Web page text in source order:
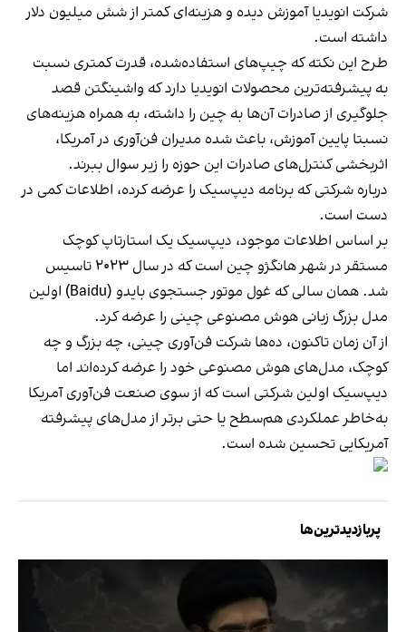
شرکت انویدیا آموزش دیده و هزینه‌ای کمتر از شش میلیون دلار
داشته است.
طرح این نکته که چیپ‌های استفاده‌شده، قدرت کمتری نسبت
به پیشرفته‌ترین محصولات انویدیا دارد که واشینگتن قصد
جلوگیری از صادرات آن‌ها به چین را داشته، به همراه هزینه‌های
نسبتا پایین آموزش، باعث شده مدیران فن‌آوری در آمریکا،
اثربخشی کنترل‌های صادرات این حوزه را زیر سوال ببرند.
درباره شرکتی که برنامه دیپ‌سیک را عرضه کرده، اطلاعات کمی در
دست است.
بر اساس اطلاعات موجود، دیپ‌سیک یک استارتاپ کوچک
مستقر در شهر هانگژو چین است که در سال ۲۰۲۳ تاسیس
شد. همان سالی که غول موتور جستجوی بایدو (Baidu) اولین
مدل بزرگ زبانی هوش مصنوعی چینی را عرضه کرد.
از آن زمان تاکنون، ده‌ها شرکت فن‌آوری چینی، چه بزرگ و چه
کوچک، مدل‌های هوش مصنوعی خود را عرضه کرده‌اند اما
دیپ‌سیک اولین شرکتی است که از سوی صنعت فن‌آوری آمریکا
به‌خاطر عملکردی هم‌سطح یا حتی برتر از مدل‌های پیشرفته
آمریکایی تحسین شده است.
پربازدیدترین‌ها